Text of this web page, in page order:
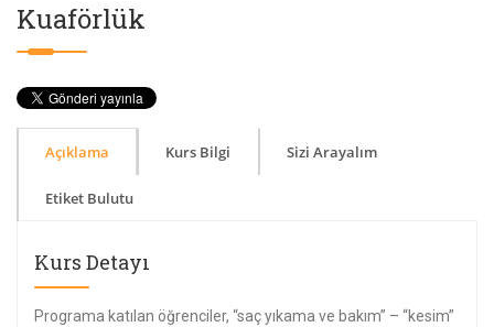
Kuaförlük
Açıklama Kurs Bilgi Sizi Arayalım
Etiket Bulutu
Kurs Detayı
Programa katılan öğrenciler, “saç yıkama ve bakım” – “kesim”